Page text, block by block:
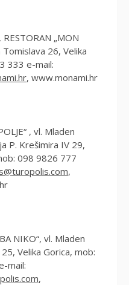
RESTORAN „MON
26, Velika
333 e-mail:
, www.monami.hr
, vl. Mladen
P. Krešimira IV 29,
098 9826 777
,
NIKO“, vl. Mladen
Velika Gorica, mob:
mail:
,